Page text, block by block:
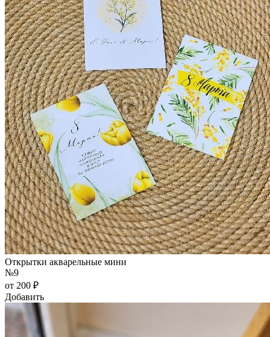
Открытки акварельные мини
№9
от 200 ₽
Добавить